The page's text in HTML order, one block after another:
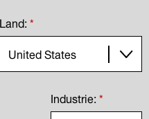
*
Land:
*
Industrie: